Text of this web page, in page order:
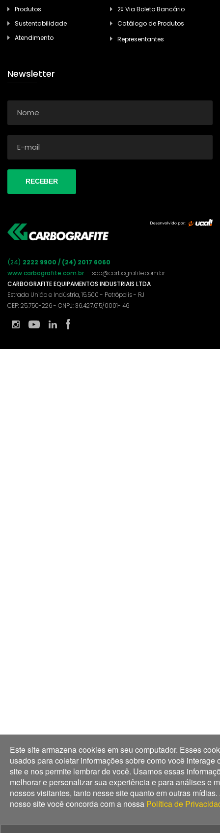
Este site armazena cookies em seu computador. Esses
usados para coletar informações sobre como você interage
site e nos permite lembrar de você. Usamos essas
melhorar e personalizar sua experiência e para análises e
nossos visitantes, tanto nesse site quanto em outras
nosso site você concorda com a nossa Política de
Produtos
Sustentabilidade
Atendimento
2ª Via Boleto Bancário
Catálogo de Produtos
Representantes
Newsletter
(24) 2222 9900 / (24) 2017 6060
www.carbografite.com.br - sac@carbografite.com.br
CARBOGRAFITE EQUIPAMENTOS INDUSTRIAIS LTDA
Estrada União e Indústria, 15.500 - Petrópolis - RJ
CEP: 25.750-226 - CNPJ: 36.427.615/0001- 46